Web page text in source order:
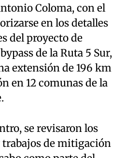
Coloma, con el
en los detalles
del proyecto de
de la Ruta 5 Sur,
extensión de 196 km
en 12 comunas de la
se revisaron los
de mitigación